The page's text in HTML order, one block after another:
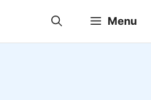
Menu